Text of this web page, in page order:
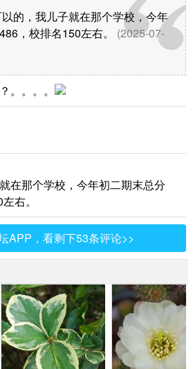
的，我儿子就在那个学校，今年
，校排名150左右。
(2025-07-
。。。。
在那个学校，今年初二期末总分
右。
APP，看剩下53条评论>>